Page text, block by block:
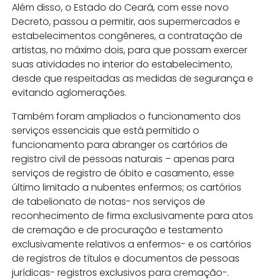
Além disso, o Estado do Ceará, com esse novo
Decreto, passou a permitir, aos supermercados e
estabelecimentos congêneres, a contratação de
artistas, no máximo dois, para que possam exercer
suas atividades no interior do estabelecimento,
desde que respeitadas as medidas de segurança e
evitando aglomerações.
Também foram ampliados o funcionamento dos
serviços essenciais que está permitido o
funcionamento para abranger os cartórios de
registro civil de pessoas naturais – apenas para
serviços de registro de óbito e casamento, esse
último limitado a nubentes enfermos; os cartórios
de tabelionato de notas- nos serviços de
reconhecimento de firma exclusivamente para atos
de cremação e de procuração e testamento
exclusivamente relativos a enfermos- e os cartórios
de registros de títulos e documentos de pessoas
jurídicas- registros exclusivos para cremação-.